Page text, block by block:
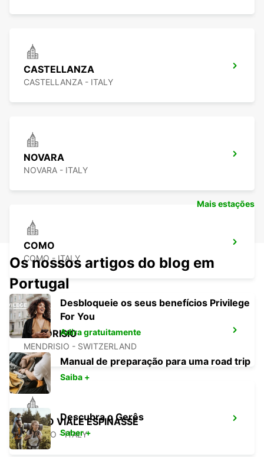
CASTELLANZA
CASTELLANZA - ITALY
NOVARA
NOVARA - ITALY
COMO
COMO - ITALY
MENDRISIO
MENDRISIO - SWITZERLAND
MILÃO VIALE ESPINASSE
MILANO - ITALY
Mais estações
Os nossos artigos do blog em
Portugal
Desbloqueie os seus benefícios Privilege
For You
Adira gratuitamente
Manual de preparação para uma road trip
Saiba +
Descubra o Gerês
Saber +